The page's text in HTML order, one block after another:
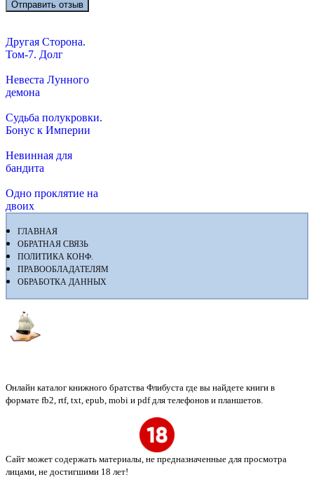
Другая Сторона.
Том-7. Долг
Невеста Лунного
демона
Судьба полукровки.
Бонус к Империи
Невинная для
бандита
Одно проклятие на
двоих
ГЛАВНАЯ
ОБРАТНАЯ СВЯЗЬ
ПОЛИТИКА КОНФ.
ПРАВООБЛАДАТЕЛЯМ
ОБРАБОТКА ДАННЫХ
Онлайн каталог книжного братства Флибуста где вы найдете книги в
формате fb2, rtf, txt, epub, mobi и pdf для телефонов и планшетов.
Сайт может содержать материалы, не предназначенные для просмотра
лицами, не достигшими 18 лет!